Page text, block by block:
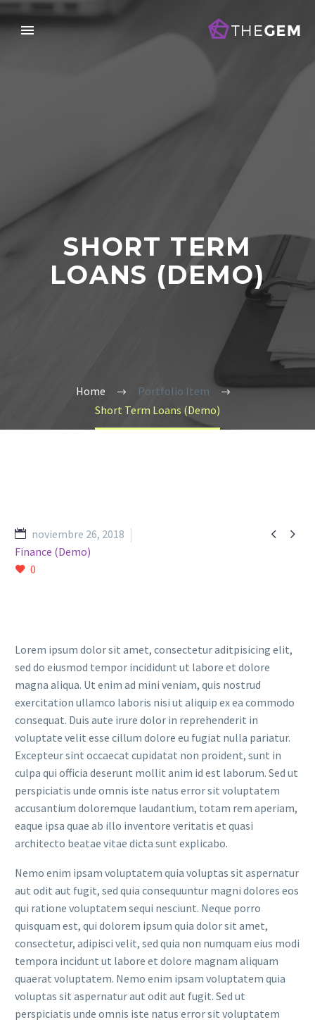
SHORT TERM
LOANS (DEMO)
Home
Portfolio Item
Short Term Loans (Demo)
 
noviembre 26, 2018
Finance (Demo)
0
Lorem ipsum dolor sit amet, consectetur aditpisicing elit,
sed do eiusmod tempor incididunt ut labore et dolore
magna aliqua. Ut enim ad mini veniam, quis nostrud
exercitation ullamco laboris nisi ut aliquip ex ea commodo
consequat. Duis aute irure dolor in reprehenderit in
voluptate velit esse cillum dolore eu fugiat nulla pariatur.
Excepteur sint occaecat cupidatat non proident, sunt in
culpa qui officia deserunt mollit anim id est laborum. Sed ut
perspiciatis unde omnis iste natus error sit voluptatem
accusantium doloremque laudantium, totam rem aperiam,
eaque ipsa quae ab illo inventore veritatis et quasi
architecto beatae vitae dicta sunt explicabo.
Nemo enim ipsam voluptatem quia voluptas sit aspernatur
aut odit aut fugit, sed quia consequuntur magni dolores eos
qui ratione voluptatem sequi nesciunt. Neque porro
quisquam est, qui dolorem ipsum quia dolor sit amet,
consectetur, adipisci velit, sed quia non numquam eius modi
tempora incidunt ut labore et dolore magnam aliquam
quaerat voluptatem. Nemo enim ipsam voluptatem quia
voluptas sit aspernatur aut odit aut fugit. Sed ut
perspiciatis unde omnis iste natus error sit voluptatem